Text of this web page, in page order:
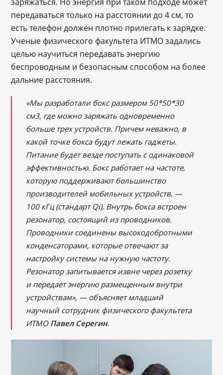
передаваться только на расстоянии до 4 см, то
есть телефон должен плотно прилегать к зарядке.
Ученые физического факультета ИТМО задались
целью научиться передавать энергию
беспроводным и безопасным способом на более
дальние расстояния.
«Мы разработали бокс размером 50*50*30
см3, где можно заряжать одновременно
больше трех устройств. Причем неважно, в
какой точке бокса будут лежать гаджеты.
Питание будет везде поступать с одинаковой
эффективностью. Бокс работает на частоте,
которую поддерживают большинство
производителей мобильных устройств, —
100 кГц (стандарт Qi). Внутрь бокса встроен
резонатор, состоящий из проводников.
Проводники соединены высокодобротными
конденсаторами, которые отвечают за
настройку системы на нужную частоту.
Резонатор запитывается извне через розетку
и передает энергию размещенным внутри
устройствам», — объясняет младший
научный сотрудник физического факультета
ИТМО Павел Серегин.